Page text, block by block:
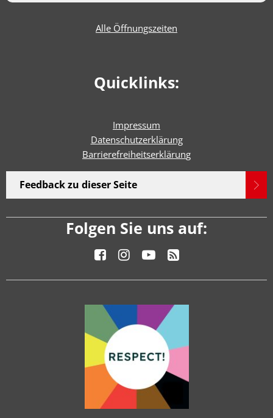
Alle Öffnungszeiten
Quicklinks:
Impressum
Datenschutzerklärung
Barrierefreiheitserklärung
Feedback zu dieser Seite
Folgen Sie uns auf: